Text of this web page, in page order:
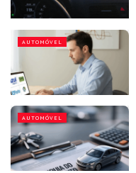
AUTOMÓVEL
AUTOMÓVEL